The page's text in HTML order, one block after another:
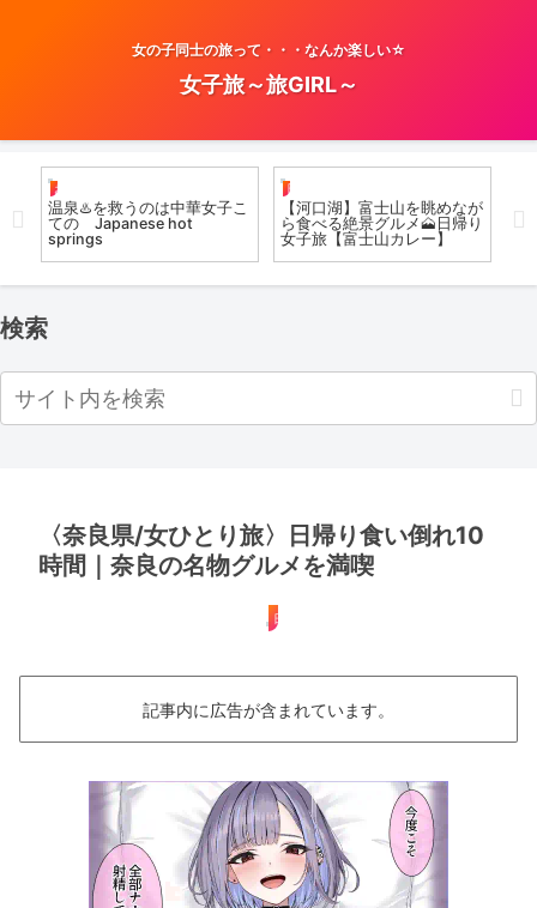
女の子同士の旅って・・・なんか楽しい☆
女子旅～旅GIRL～
裸
お風呂女子こての
温泉♨️を救うのは中華女子こ
ての Japanese hot
springs
日帰り
【河口湖】富士山を眺めなが
ら食べる絶景グルメ🗻日帰り
女子旅【富士山カレー】
三
ロ
検索
〈奈良県/女ひとり旅〉日帰り食い倒れ10
時間｜奈良の名物グルメを満喫
日帰り
記事内に広告が含まれています。